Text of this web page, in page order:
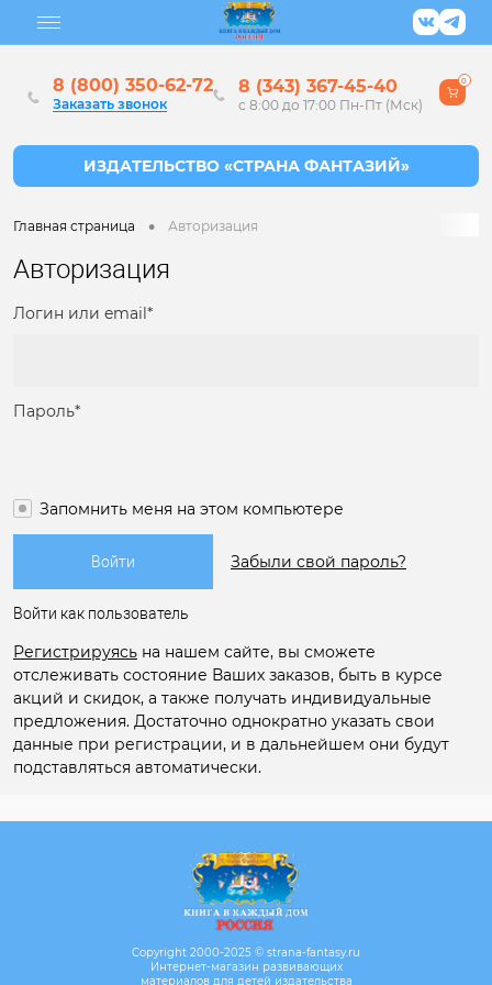
8 (800) 350-62-72
Заказать звонок
8 (343) 367-45-40
с 8:00 до 17:00 Пн-Пт (Мск)
0
Главная страница • Авторизация
Авторизация
Логин или email*
Пароль*
Запомнить меня на этом компьютере
Забыли свой пароль?
Войти как пользователь
Регистрируясь на нашем сайте, вы сможете
отслеживать состояние Ваших заказов, быть в курсе
акций и скидок, а также получать индивидуальные
предложения. Достаточно однократно указать свои
данные при регистрации, и в дальнейшем они будут
подставляться автоматически.
Copyright 2000-2025 © strana-fantasy.ru
Интернет-магазин развивающих
материалов для детей издательства